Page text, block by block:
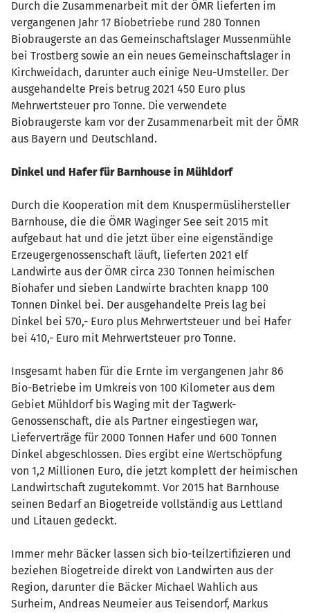
Durch die Zusammenarbeit mit der ÖMR lieferten im
vergangenen Jahr 17 Biobetriebe rund 280 Tonnen
Biobraugerste an das Gemeinschaftslager Mussenmühle
bei Trostberg sowie an ein neues Gemeinschaftslager in
Kirchweidach, darunter auch einige Neu-Umsteller. Der
ausgehandelte Preis betrug 2021 450 Euro plus
Mehrwertsteuer pro Tonne. Die verwendete
Biobraugerste kam vor der Zusammenarbeit mit der ÖMR
aus Bayern und Deutschland.
Dinkel und Hafer für Barnhouse in Mühldorf
Durch die Kooperation mit dem Knuspermüslihersteller
Barnhouse, die die ÖMR Waginger See seit 2015 mit
aufgebaut hat und die jetzt über eine eigenständige
Erzeugergenossenschaft läuft, lieferten 2021 elf
Landwirte aus der ÖMR circa 230 Tonnen heimischen
Biohafer und sieben Landwirte brachten knapp 100
Tonnen Dinkel bei. Der ausgehandelte Preis lag bei
Dinkel bei 570,- Euro plus Mehrwertsteuer und bei Hafer
bei 410,- Euro mit Mehrwertsteuer pro Tonne.
Insgesamt haben für die Ernte im vergangenen Jahr 86
Bio-Betriebe im Umkreis von 100 Kilometer aus dem
Gebiet Mühldorf bis Waging mit der Tagwerk-
Genossenschaft, die als Partner eingestiegen war,
Lieferverträge für 2000 Tonnen Hafer und 600 Tonnen
Dinkel abgeschlossen. Dies ergibt eine Wertschöpfung
von 1,2 Millionen Euro, die jetzt komplett der heimischen
Landwirtschaft zugutekommt. Vor 2015 hat Barnhouse
seinen Bedarf an Biogetreide vollständig aus Lettland
und Litauen gedeckt.
Immer mehr Bäcker lassen sich bio-teilzertifizieren und
beziehen Biogetreide direkt von Landwirten aus der
Region, darunter die Bäcker Michael Wahlich aus
Surheim, Andreas Neumeier aus Teisendorf, Markus